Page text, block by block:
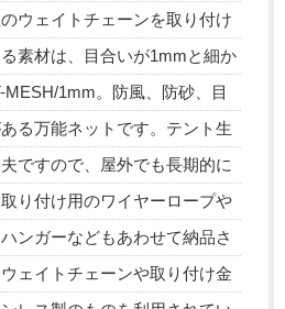
ウェイトチェーンを取り付け
素材は、目合いが1mmと細か
1mm。防風、防砂、目
る万能ネットです。テント生
ですので、屋外でも長期的に
り付け用のワイヤーロープや
ンガーなどもあわせて納品さ
ェイトチェーンや取り付け金